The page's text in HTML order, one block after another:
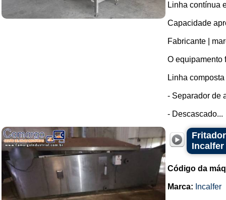
Linha contínua
Capacidade
Fabricante |
O equipamento
Linha
- Separador de
- Descascado...
Incalfer
Código da
Marca: Incalfer